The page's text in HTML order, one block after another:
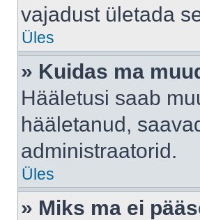
vajadust ületada
Üles
» Kuidas ma
Hääletusi saab
hääletanud,
administraatorid.
Üles
» Miks ma ei